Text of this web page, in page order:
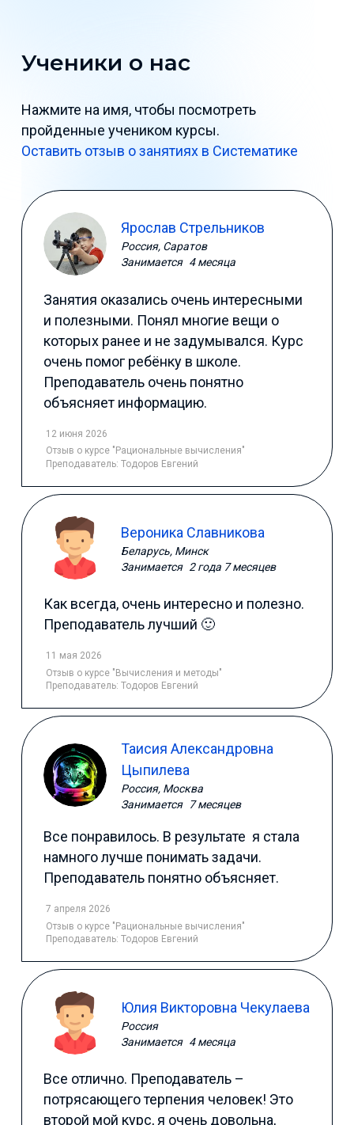
Ученики о нас
Нажмите на имя, чтобы посмотреть
пройденные учеником курсы.
Оставить отзыв о занятиях в Систематике
Ярослав Стрельников
Россия, Саратов
Занимается 4 месяца
Занятия оказались очень интересными
и полезными. Понял многие вещи о
которых ранее и не задумывался. Курс
очень помог ребёнку в школе.
Преподаватель очень понятно
объясняет информацию.
12 июня 2026
Отзыв о курсе "Рациональные вычисления"
Преподаватель: Тодоров Евгений
Вероника Славникова
Беларусь, Минск
Занимается 2 года 7 месяцев
Как всегда, очень интересно и полезно.
Преподаватель лучший 🙂
11 мая 2026
Отзыв о курсе "Вычисления и методы"
Преподаватель: Тодоров Евгений
Таисия Александровна
Цыпилева
Россия, Москва
Занимается 7 месяцев
Все понравилось. В результате я стала
намного лучше понимать задачи.
Преподаватель понятно объясняет.
7 апреля 2026
Отзыв о курсе "Рациональные вычисления"
Преподаватель: Тодоров Евгений
Юлия Викторовна Чекулаева
Россия
Занимается 4 месяца
Все отлично. Преподаватель –
потрясающего терпения человек! Это
второй мой курс, я очень довольна,